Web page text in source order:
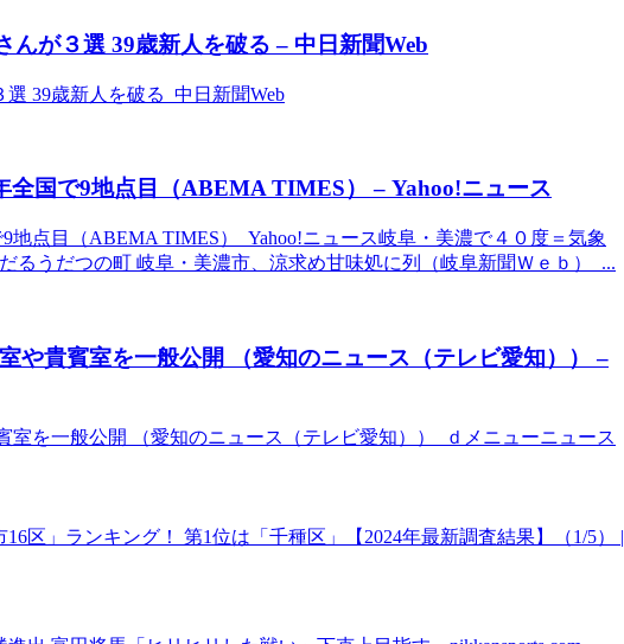
が３選 39歳新人を破る – 中日新聞Web
39歳新人を破る 中日新聞Web
全国で9地点目（ABEMA TIMES） – Yahoo!ニュース
地点目（ABEMA TIMES） Yahoo!ニュース岐阜・美濃で４０度＝気象
るうだつの町 岐阜・美濃市、涼求め甘味処に列（岐阜新聞Ｗｅｂ） ...
や貴賓室を一般公開 （愛知のニュース（テレビ愛知）） –
室を一般公開 （愛知のニュース（テレビ愛知）） ｄメニューニュース
区」ランキング！ 第1位は「千種区」【2024年最新調査結果】（1/5） |